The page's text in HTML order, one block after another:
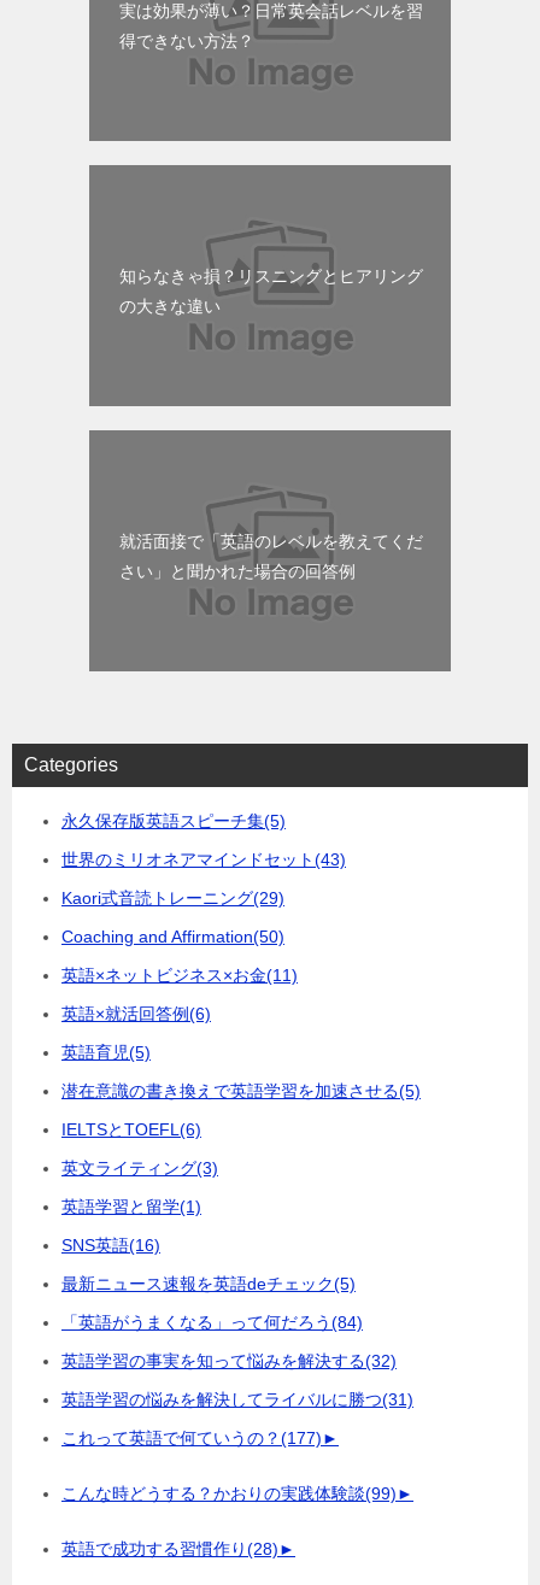
実は効果が薄い？日常英会話レベルを習
得できない方法？
知らなきゃ損？リスニングとヒアリング
の大きな違い
就活面接で「英語のレベルを教えてくだ
さい」と聞かれた場合の回答例
Categories
永久保存版英語スピーチ集(5)
世界のミリオネアマインドセット(43)
Kaori式音読トレーニング(29)
Coaching and Affirmation(50)
英語×ネットビジネス×お金(11)
英語×就活回答例(6)
英語育児(5)
潜在意識の書き換えで英語学習を加速させる(5)
IELTSとTOEFL (6)
英文ライティング(3)
英語学習と留学(1)
SNS英語(16)
最新ニュース速報を英語deチェック(5)
「英語がうまくなる」って何だろう(84)
英語学習の事実を知って悩みを解決する(32)
英語学習の悩みを解決してライバルに勝つ(31)
これって英語で何ていうの？(177)►
こんな時どうする？かおりの実践体験談(99)►
英語で成功する習慣作り(28)►